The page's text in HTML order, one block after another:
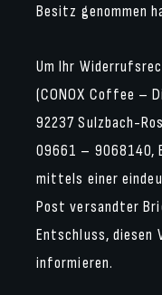
Besitz genommen
Um Ihr
(CONOX Coffee –
92237 Sulzbach-
09661 – 9068140,
mittels einer
Post versandter
Entschluss, diesen
informieren.